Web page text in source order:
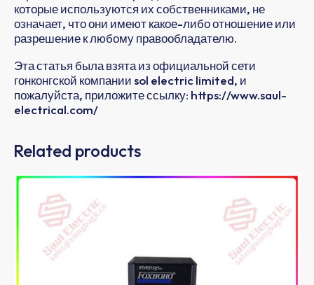
которые используются их собственниками, не
означает, что они имеют какое-либо отношение или
разрешение к любому правообладателю.
Эта статья была взята из официальной сети
гонконгской компании sol electric limited, и
пожалуйста, приложите ссылку: https://www.saul-
electrical.com/
Related products